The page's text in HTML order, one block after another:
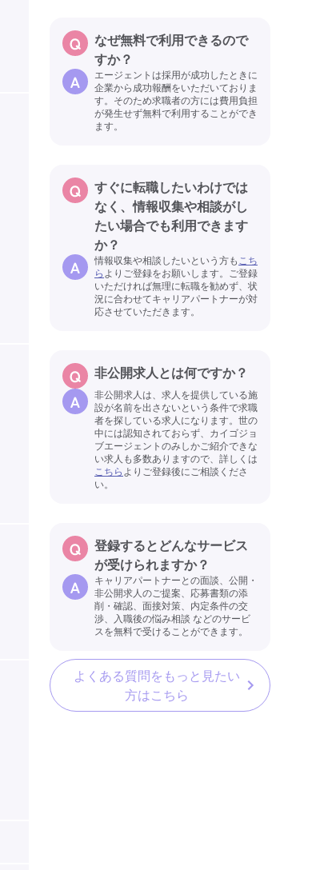
なぜ無料で利用できるので
すか？
エージェントは採用が成功したときに
企業から成功報酬をいただいておりま
す。そのため求職者の方には費用負担
が発生せず無料で利用することができ
ます。
すぐに転職したいわけでは
なく、情報収集や相談がし
たい場合でも利用できます
か？
情報収集や相談したいという方もこち
らよりご登録をお願いします。ご登録
いただければ無理に転職を勧めず、状
況に合わせてキャリアパートナーが対
応させていただきます。
非公開求人とは何ですか？
非公開求人は、求人を提供している施
設が名前を出さないという条件で求職
者を探している求人になります。世の
中には認知されておらず、カイゴジョ
ブエージェントのみしかご紹介できな
い求人も多数ありますので、詳しくは
こちらよりご登録後にご相談くださ
い。
登録するとどんなサービス
が受けられますか？
キャリアパートナーとの面談、公開・
非公開求人のご提案、応募書類の添
削・確認、面接対策、内定条件の交
渉、入職後の悩み相談 などのサービ
スを無料で受けることができます。
よくある質問をもっと見たい
方はこちら